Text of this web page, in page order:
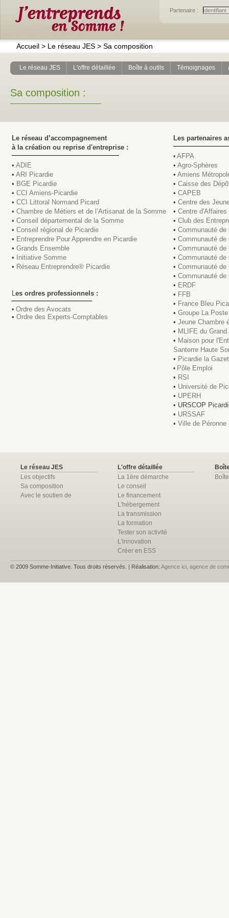
Partenaire :
Accueil > Le réseau JES > Sa composition
Le réseau JES L'offre détaillée Boîte à outils Témoignages
Sa composition :
Le réseau d’accompagnement
à la création ou reprise d'entreprise :
• ADIE
• ARI Picardie
• BGE Picardie
• CCI Amiens-Picardie
• CCI Littoral Normand Picard
• Chambre de Métiers et de l’Artisanat de la Somme
• Conseil départemental de la Somme
• Conseil régional de Picardie
• Entreprendre Pour Apprendre en Picardie
• Grands Ensemble
•
Initiative Somme
• Réseau Entreprendre® Picardie
Les ordres professionnels :
• Ordre des Avocats
• Ordre des Experts-Comptables
Les partenaires
• AFPA
• Agro-Sphères
• Amiens
• Caisse des
• CAPEB
• Centre des
• Centre d'Affaires
• Club des
• Communauté
• Communauté de
• Communauté de
• Communauté
• Communauté
• Communauté
• ERDF
• FFB
• France Bleu
• Groupe La Poste
• Jeune Chambre
• MLIFE du
• Maison pour
Santerre Haute
• Picardie la
• Pôle Emploi
• RSI
• Université de
• UPERH
• URSCOP
• URSSAF
• Ville de Péronne
Le réseau JES
Les objectifs
Sa composition
Avec le soutien de
L'offre détaillée
La 1ère démarche
Le conseil
Le financement
L'hébergement
La transmission
La formation
Tester son activité
L'innovation
Créer en ESS
© 2009 Somme-Initiative. Tous droits réservés. | Réalisation: Agence ici, agence de